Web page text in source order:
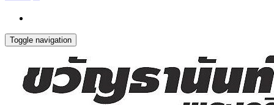
Toggle navigation